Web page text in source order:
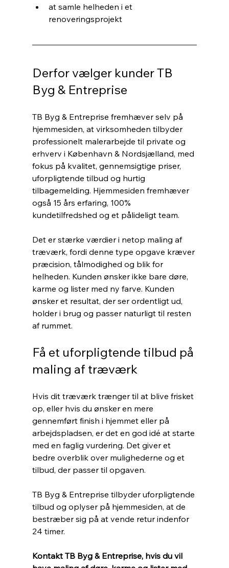
at samle helheden i et
renoveringsprojekt
Derfor vælger kunder TB
Byg & Entreprise
TB Byg & Entreprise fremhæver selv på
hjemmesiden, at virksomheden tilbyder
professionelt malerarbejde til private og
erhverv i København & Nordsjælland, med
fokus på kvalitet, gennemsigtige priser,
uforpligtende tilbud og hurtig
tilbagemelding. Hjemmesiden fremhæver
også 15 års erfaring, 100%
kundetilfredshed og et pålideligt team.
Det er stærke værdier i netop maling af
træværk, fordi denne type opgave kræver
præcision, tålmodighed og blik for
helheden. Kunden ønsker ikke bare døre,
karme og lister med ny farve. Kunden
ønsker et resultat, der ser ordentligt ud,
holder i brug og passer naturligt til resten
af rummet.
Få et uforpligtende tilbud på
maling af træværk
Hvis dit træværk trænger til at blive frisket
op, eller hvis du ønsker en mere
gennemført finish i hjemmet eller på
arbejdspladsen, er det en god idé at starte
med en faglig vurdering. Det giver et
bedre overblik over mulighederne og et
tilbud, der passer til opgaven.
TB Byg & Entreprise tilbyder uforpligtende
tilbud og oplyser på hjemmesiden, at de
bestræber sig på at vende retur indenfor
24 timer.
Kontakt TB Byg & Entreprise, hvis du vil